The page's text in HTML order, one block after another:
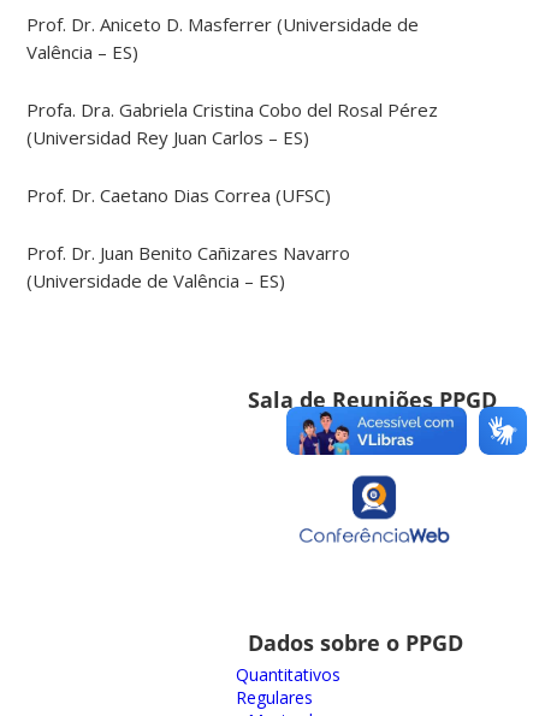
Prof. Dr. Aniceto D. Masferrer (Universidade de
Valência – ES)
Profa. Dra. Gabriela Cristina Cobo del Rosal Pérez
(Universidad Rey Juan Carlos – ES)
Prof. Dr. Caetano Dias Correa (UFSC)
Prof. Dr. Juan Benito Cañizares Navarro
(Universidade de Valência – ES)
Sala de Reuniões PPGD
Dados sobre o PPGD
Quantitativos
Regulares